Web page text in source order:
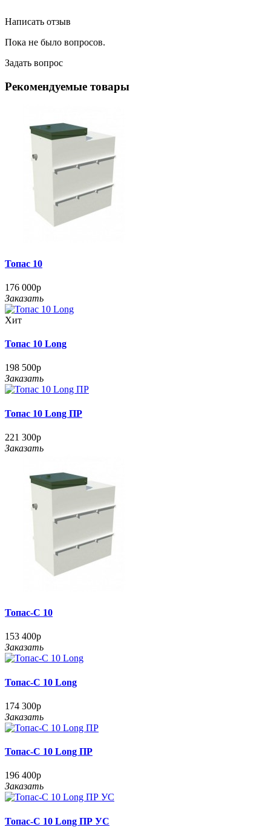
Написать отзыв
Пока не было вопросов.
Задать вопрос
Рекомендуемые товары
Топас 10
176 000р
Заказать
Хит
Топас 10 Long
198 500р
Заказать
Топас 10 Long ПР
221 300р
Заказать
Топас-С 10
153 400р
Заказать
Топас-С 10 Long
174 300р
Заказать
Топас-С 10 Long ПР
196 400р
Заказать
Топас-С 10 Long ПР УС